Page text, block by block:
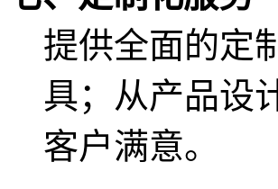
提供全面的定
具；从产品设
客户满意。